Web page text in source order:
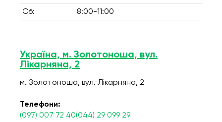
Сб: 8:00-11:00
Україна, м. Золотоноша, вул.
Лікарняна, 2
м. Золотоноша, вул. Лікарняна, 2
Телефони:
(097) 007 72 40(044) 29 099 29